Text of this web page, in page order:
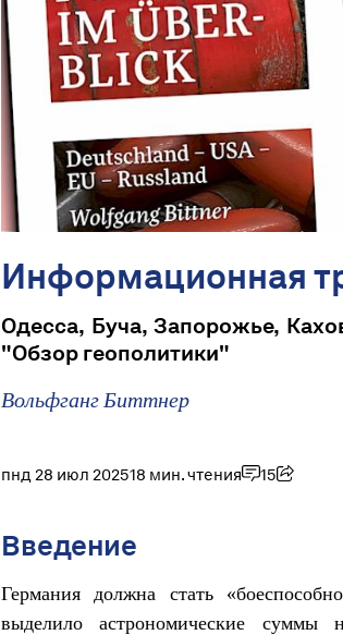
Информационная
Одесса, Буча, Запорожье,
"Обзор геополитики"
Вольфганг Биттнер
пнд 28 июл 202518 мин. чтения 15
Введение
Германия должна стать
выделило астрономические суммы